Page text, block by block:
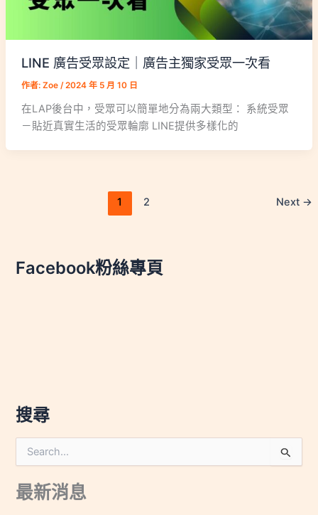
LINE 廣告受眾設定｜廣告主獨家受眾一次看
作者: Zoe /2024 年 5 月 10 日
在LAP後台中，受眾可以簡單地分為兩大類型： 系統受眾
－貼近真實生活的受眾輪廓 LINE提供多樣化的
1 2 Next →
Facebook粉絲專頁
搜尋
尋
鍵
最新消息